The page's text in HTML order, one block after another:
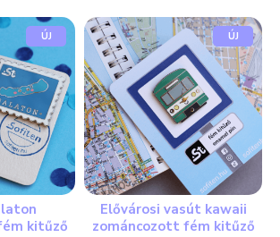
ÚJ
kitűző
ÚJ
Elővárosi vasút kawaii
zománcozott fém kitűző